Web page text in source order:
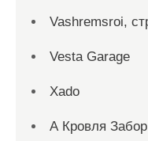
Vashremsroi,
Vesta Garage
Xado
А Кровля